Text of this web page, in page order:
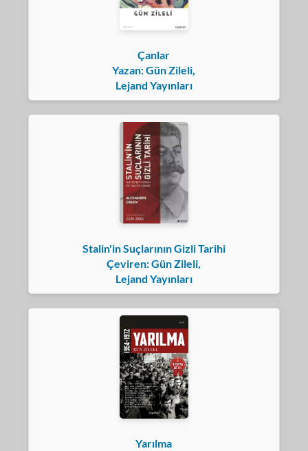
Çanlar
Yazan: Gün Zileli,
Lejand Yayınları
Stalin'in Suçlarının Gizli Tarihi
Çeviren: Gün Zileli,
Lejand Yayınları
Yarılma